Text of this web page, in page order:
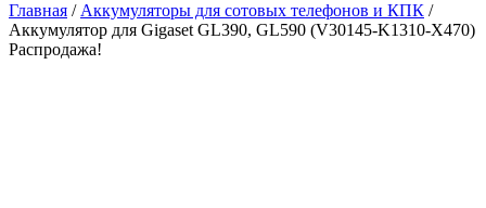
Главная / Аккумуляторы для сотовых телефонов и КПК /
Аккумулятор для Gigaset GL390, GL590 (V30145-K1310-X470)
Распродажа!